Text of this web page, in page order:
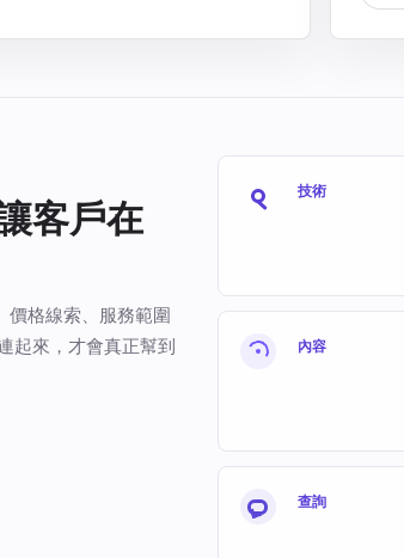
客戶在
價格線索、服務範圍
起來，才會真正幫到
技術
內容
查詢